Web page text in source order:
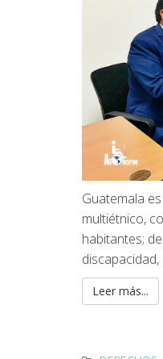
Guatemala
multiétnico,
habitantes;
Leer más...